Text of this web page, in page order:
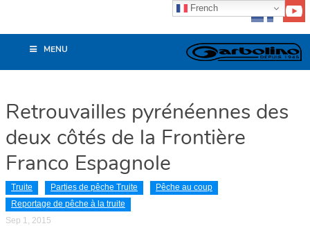
MENU
Retrouvailles pyrénéennes des
deux côtés de la Frontière
Franco Espagnole
Truite Parties de pêche Truite
Pêche au coup
Reportage de pêche à la truite
Sep 1, 2015
French